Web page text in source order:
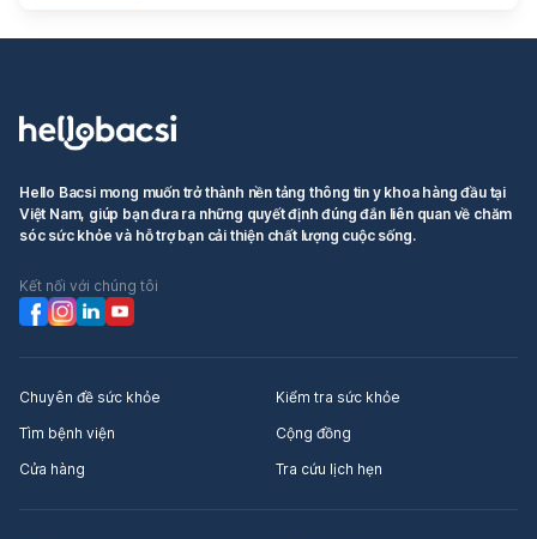
Hello Bacsi mong muốn trở thành nền tảng thông tin y khoa hàng đầu tại
Việt Nam, giúp bạn đưa ra những quyết định đúng đắn liên quan về chăm
sóc sức khỏe và hỗ trợ bạn cải thiện chất lượng cuộc sống.
Kết nối với chúng tôi
Chuyên đề sức khỏe
Kiểm tra sức khỏe
Tìm bệnh viện
Cộng đồng
Cửa hàng
Tra cứu lịch hẹn